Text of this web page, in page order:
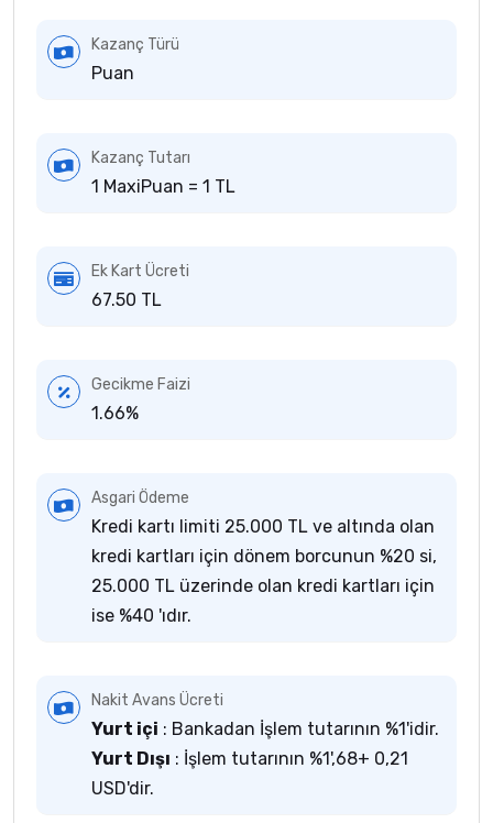
Kazanç Türü
Puan
Kazanç Tutarı
1 MaxiPuan = 1 TL
Ek Kart Ücreti
67.50 TL
Gecikme Faizi
1.66%
Asgari Ödeme
Kredi kartı limiti 25.000 TL ve altında olan
kredi kartları için dönem borcunun %20 si,
25.000 TL üzerinde olan kredi kartları için
ise %40 'ıdır.
Nakit Avans Ücreti
Yurt içi : Bankadan İşlem tutarının %1'idir.
Yurt Dışı : İşlem tutarının %1',68+ 0,21
USD'dir.